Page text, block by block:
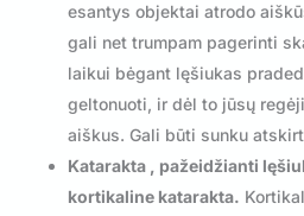
esantys objektai atrodo
gali net trumpam pagerinti
laikui bėgant lęšiukas
geltonuoti, ir dėl to jūsų
aiškus. Gali būti sunku
Katarakta , pažeidžianti
kortikaline katarakta.